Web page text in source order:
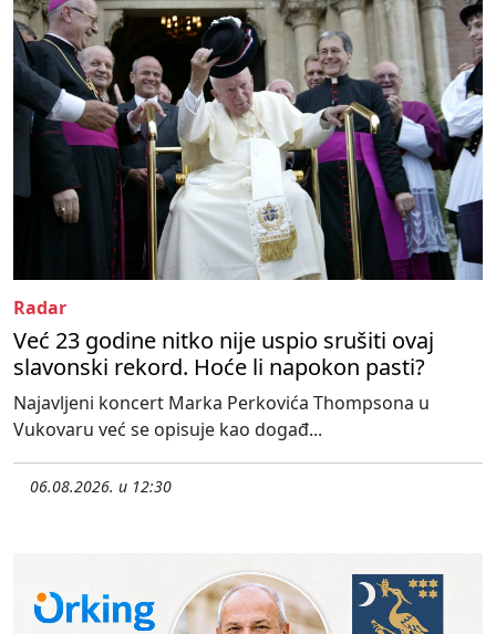
Radar
Već 23 godine nitko nije uspio srušiti ovaj
slavonski rekord. Hoće li napokon pasti?
Najavljeni koncert Marka Perkovića Thompsona u
Vukovaru već se opisuje kao događ...
06.08.2026. u 12:30